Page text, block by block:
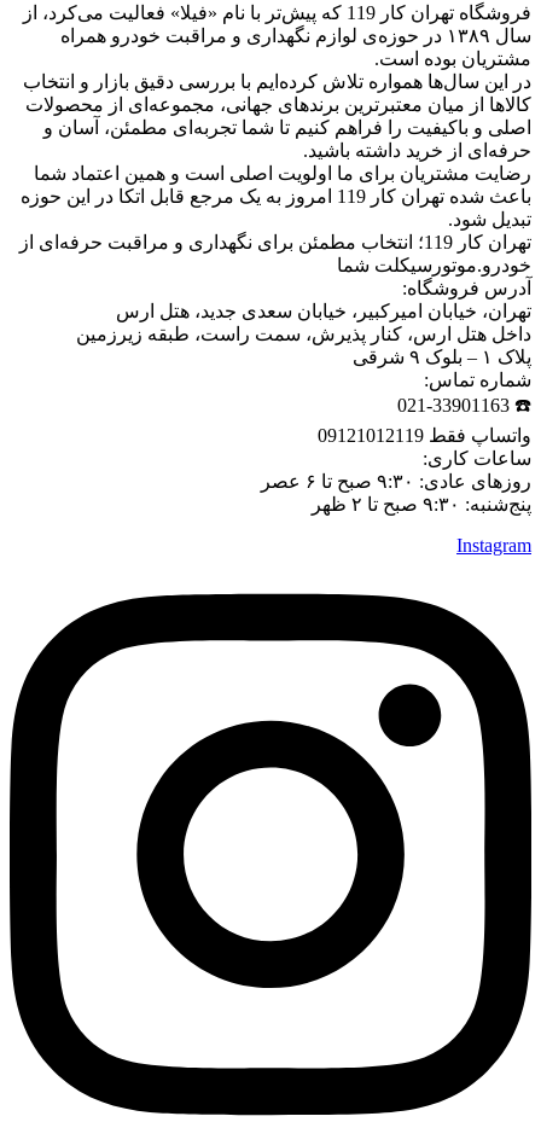
فروشگاه تهران کار 119 که پیش‌تر با نام «فیلا» فعالیت می‌کرد، از
سال ۱۳۸۹ در حوزه‌ی لوازم نگهداری و مراقبت خودرو همراه
مشتریان بوده است.
در این سال‌ها همواره تلاش کرده‌ایم با بررسی دقیق بازار و انتخاب
کالاها از میان معتبرترین برندهای جهانی، مجموعه‌ای از محصولات
اصلی و باکیفیت را فراهم کنیم تا شما تجربه‌ای مطمئن، آسان و
حرفه‌ای از خرید داشته باشید.
رضایت مشتریان برای ما اولویت اصلی است و همین اعتماد شما
باعث شده تهران کار 119 امروز به یک مرجع قابل اتکا در این حوزه
تبدیل شود.
تهران کار 119؛ انتخاب مطمئن برای نگهداری و مراقبت حرفه‌ای از
خودرو.موتورسیکلت شما
آدرس فروشگاه:
تهران، خیابان امیرکبیر، خیابان سعدی جدید، هتل ارس
داخل هتل ارس، کنار پذیرش، سمت راست، طبقه زیرزمین
پلاک ۱ – بلوک ۹ شرقی
شماره تماس:
☎️ 021-33901163
واتساپ فقط 09121012119
ساعات کاری:
روزهای عادی: ۹:۳۰ صبح تا ۶ عصر
پنج‌شنبه: ۹:۳۰ صبح تا ۲ ظهر
Instagram